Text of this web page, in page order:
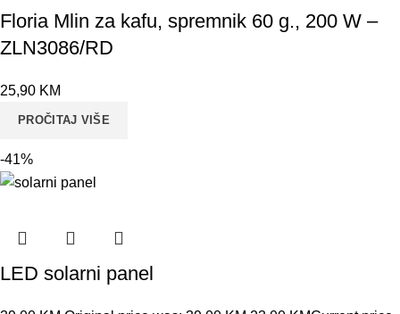
Floria Mlin za kafu, spremnik 60 g., 200 W –
ZLN3086/RD
25,90 KM
PROČITAJ VIŠE
-41%
LED solarni panel